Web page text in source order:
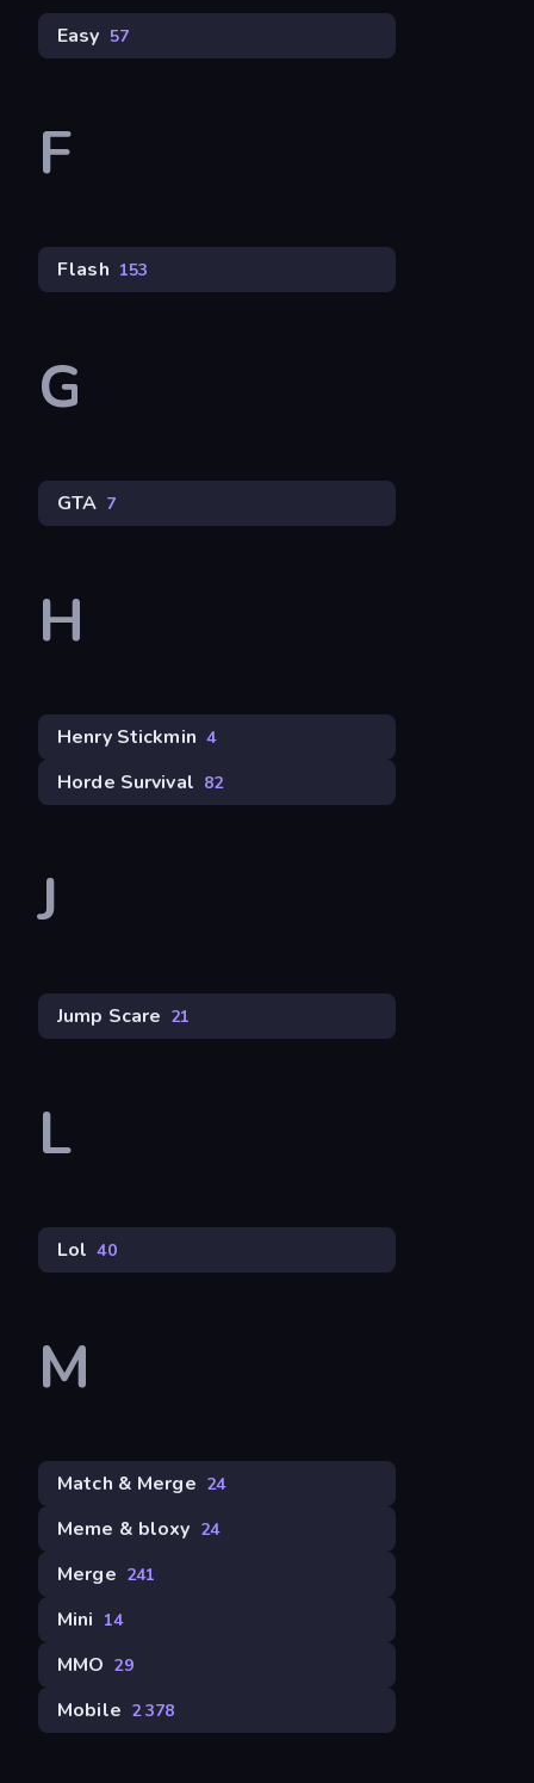
Easy 57
F
Flash 153
G
GTA 7
H
Henry Stickmin 4
Horde Survival 82
J
Jump Scare 21
L
Lol 40
M
Match & Merge 24
Meme & bloxy 24
Merge 241
Mini 14
MMO 29
Mobile 2 378